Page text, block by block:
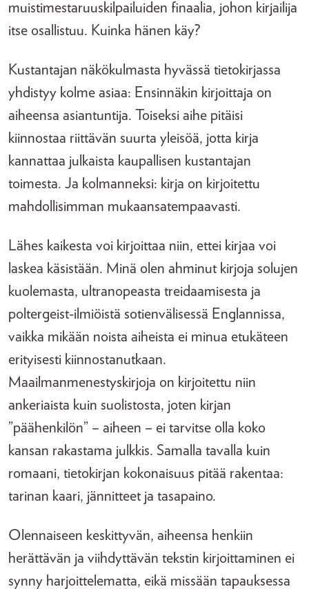
muistimestaruuskilpailuiden finaalia, johon kirjailija
itse osallistuu. Kuinka hänen käy?
Kustantajan näkökulmasta hyvässä tietokirjassa
yhdistyy kolme asiaa: Ensinnäkin kirjoittaja on
aiheensa asiantuntija. Toiseksi aihe pitäisi
kiinnostaa riittävän suurta yleisöä, jotta kirja
kannattaa julkaista kaupallisen kustantajan
toimesta. Ja kolmanneksi: kirja on kirjoitettu
mahdollisimman mukaansatempaavasti.
Lähes kaikesta voi kirjoittaa niin, ettei kirjaa voi
laskea käsistään. Minä olen ahminut kirjoja solujen
kuolemasta, ultranopeasta treidaamisesta ja
poltergeist-ilmiöistä sotienvälisessä Englannissa,
vaikka mikään noista aiheista ei minua etukäteen
erityisesti kiinnostanutkaan.
Maailmanmenestyskirjoja on kirjoitettu niin
ankeriaista kuin suolistosta, joten kirjan
”päähenkilön” – aiheen – ei tarvitse olla koko
kansan rakastama julkkis. Samalla tavalla kuin
romaani, tietokirjan kokonaisuus pitää rakentaa:
tarinan kaari, jännitteet ja tasapaino.
Olennaiseen keskittyvän, aiheensa henkiin
herättävän ja viihdyttävän tekstin kirjoittaminen ei
synny harjoittelematta, eikä missään tapauksessa